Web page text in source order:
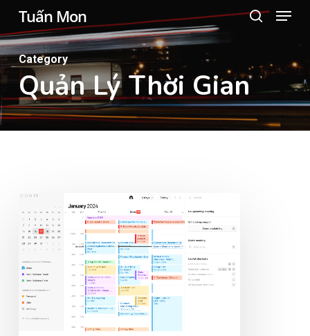
Skip
to
main
content
Tuấn Mon Menu
Category
Quản Lý Thời Gian